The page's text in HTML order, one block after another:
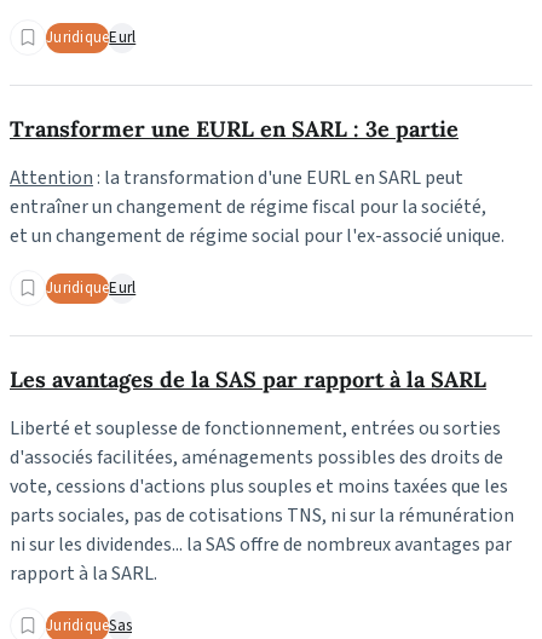
JuridiqueEurl
Transformer une EURL en SARL : 3e partie
Attention : la transformation d'une EURL en SARL peut
entraîner un changement de régime fiscal pour la société,
et un changement de régime social pour l'ex-associé unique.
JuridiqueEurl
Les avantages de la SAS par rapport à la SARL
Liberté et souplesse de fonctionnement, entrées ou sorties
d'associés facilitées, aménagements possibles des droits de
vote, cessions d'actions plus souples et moins taxées que les
parts sociales, pas de cotisations TNS, ni sur la rémunération
ni sur les dividendes... la SAS offre de nombreux avantages par
rapport à la SARL.
JuridiqueSas